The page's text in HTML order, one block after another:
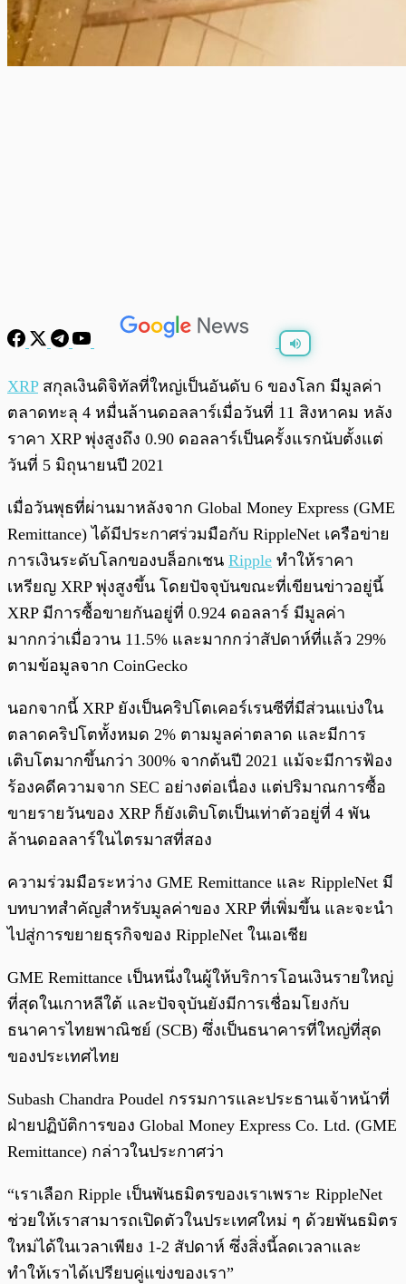
พร้อมเล่น /
XRPสกุลเงินดิจิทัลที่ใหญ่เป็นอันดับ 6 ของโลก มีมูลค่า
ตลาดทะลุ 4 หมื่นล้านดอลลาร์เมื่อวันที่ 11 สิงหาคม หลัง
ราคา XRP พุ่งสูงถึง 0.90 ดอลลาร์เป็นครั้งแรกนับตั้งแต่
วันที่ 5 มิถุนายนปี 2021
เมื่อวันพุธที่ผ่านมาหลังจาก Global Money Express (GME
Remittance) ได้มีประกาศร่วมมือกับ RippleNet เครือข่าย
การเงินระดับโลกของบล็อกเชน Ripple ทำให้ราคา
เหรียญ XRP พุ่งสูงขึ้น โดยปัจจุบันขณะที่เขียนข่าวอยู่นี้
XRP มีการซื้อขายกันอยู่ที่ 0.924 ดอลลาร์ มีมูลค่า
มากกว่าเมื่อวาน 11.5% และมากกว่าสัปดาห์ที่แล้ว 29%
ตามข้อมูลจาก CoinGecko
นอกจากนี้ XRP ยังเป็นคริปโตเคอร์เรนซีที่มีส่วนแบ่งใน
ตลาดคริปโตทั้งหมด 2% ตามมูลค่าตลาด และมีการ
เติบโตมากขึ้นกว่า 300% จากต้นปี 2021 แม้จะมีการฟ้อง
ร้องคดีความจาก SEC อย่างต่อเนื่อง แต่ปริมาณการซื้อ
ขายรายวันของ XRP ก็ยังเติบโตเป็นเท่าตัวอยู่ที่ 4 พัน
ล้านดอลลาร์ในไตรมาสที่สอง
ความร่วมมือระหว่าง GME Remittance และ RippleNet มี
บทบาทสำคัญสำหรับมูลค่าของ XRP ที่เพิ่มขึ้น และจะนำ
ไปสู่การขยายธุรกิจของ RippleNet ในเอเชีย
GME Remittance เป็นหนึ่งในผู้ให้บริการโอนเงินรายใหญ่
ที่สุดในเกาหลีใต้ และปัจจุบันยังมีการเชื่อมโยงกับ
ธนาคารไทยพาณิชย์ (SCB) ซึ่งเป็นธนาคารที่ใหญ่ที่สุด
ของประเทศไทย
Subash Chandra Poudel กรรมการและประธานเจ้าหน้าที่
ฝ่ายปฏิบัติการของ Global Money Express Co. Ltd. (GME
Remittance) กล่าวในประกาศว่า
“เราเลือก Ripple เป็นพันธมิตรของเราเพราะ RippleNet
ช่วยให้เราสามารถเปิดตัวในประเทศใหม่ ๆ ด้วยพันธมิตร
ใหม่ได้ในเวลาเพียง 1-2 สัปดาห์ ซึ่งสิ่งนี้ลดเวลาและ
ทำให้เราได้เปรียบคู่แข่งของเรา”